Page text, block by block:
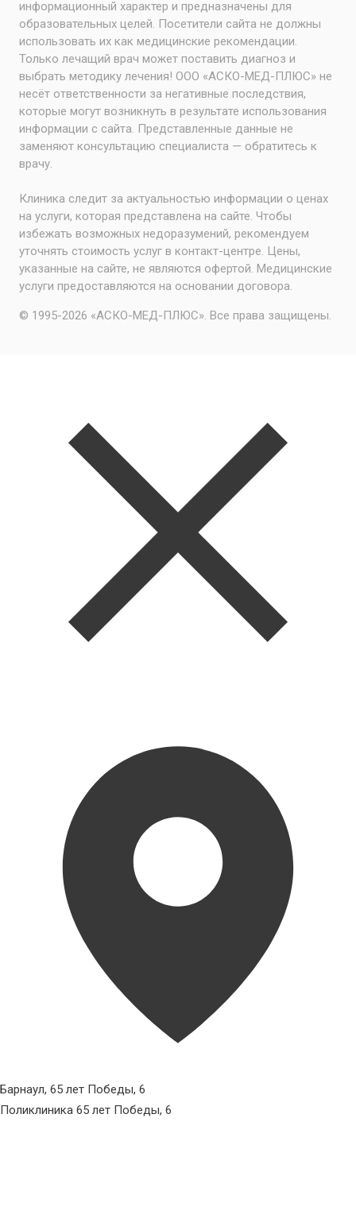
информационный характер и предназначены для
образовательных целей. Посетители сайта не должны
использовать их как медицинские рекомендации.
Только лечащий врач может поставить диагноз и
выбрать методику лечения! ООО «АСКО-МЕД-ПЛЮС» не
несёт ответственности за негативные последствия,
которые могут возникнуть в результате использования
информации с сайта. Представленные данные не
заменяют консультацию специалиста — обратитесь к
врачу.
Клиника следит за актуальностью информации о ценах
на услуги, которая представлена на сайте. Чтобы
избежать возможных недоразумений, рекомендуем
уточнять стоимость услуг в контакт-центре. Цены,
указанные на сайте, не являются офертой. Медицинские
услуги предоставляются на основании договора.
© 1995-2026 «АСКО-МЕД-ПЛЮС». Все права защищены.